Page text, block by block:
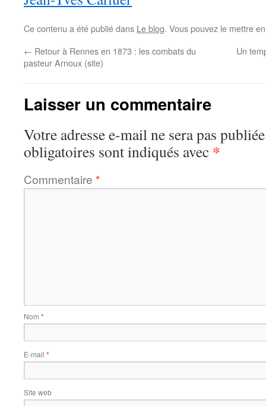
Ce contenu a été publié dans Le blog. Vous pouvez le mettre
← Retour à Rennes en 1873 : les combats du
pasteur Arnoux (site)
Un
Laisser un commentaire
Votre adresse e-mail ne sera pas
obligatoires sont indiqués avec *
Commentaire *
Nom *
E-mail *
Site web